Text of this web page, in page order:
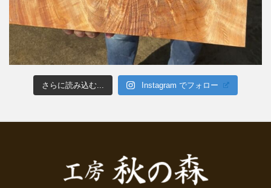
さらに読み込む... Instagram でフォロー